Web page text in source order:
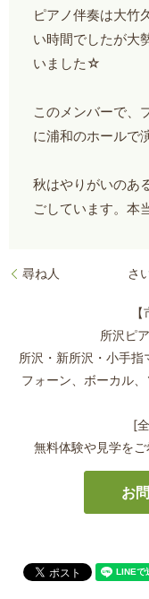
ピアノ伴奏は大
い時間でしたが大
いました☆
このメンバーで、
に浦和のホールで
秋はやりがいのあ
ごしています。本
尋ね人 さ
所沢ピ
所沢・新所沢・小手指
フォーン、 ボーカル
[
無料体験や見学を
お